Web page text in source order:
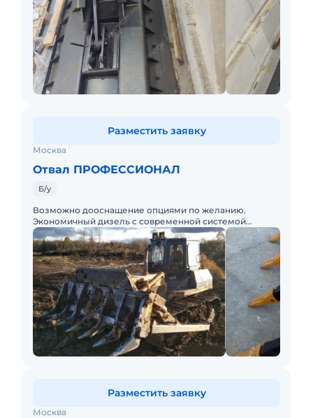
Москва
Отвал ПРОФЕССИОНАЛ
Б/у
Возможно дооснащение опциями по желанию.
Экономичный дизель с современной системой
гидравлики. Централизованная система смазки с
компьютерным управлением. Двига
Разместить заявку
Москва
Разместить заявку